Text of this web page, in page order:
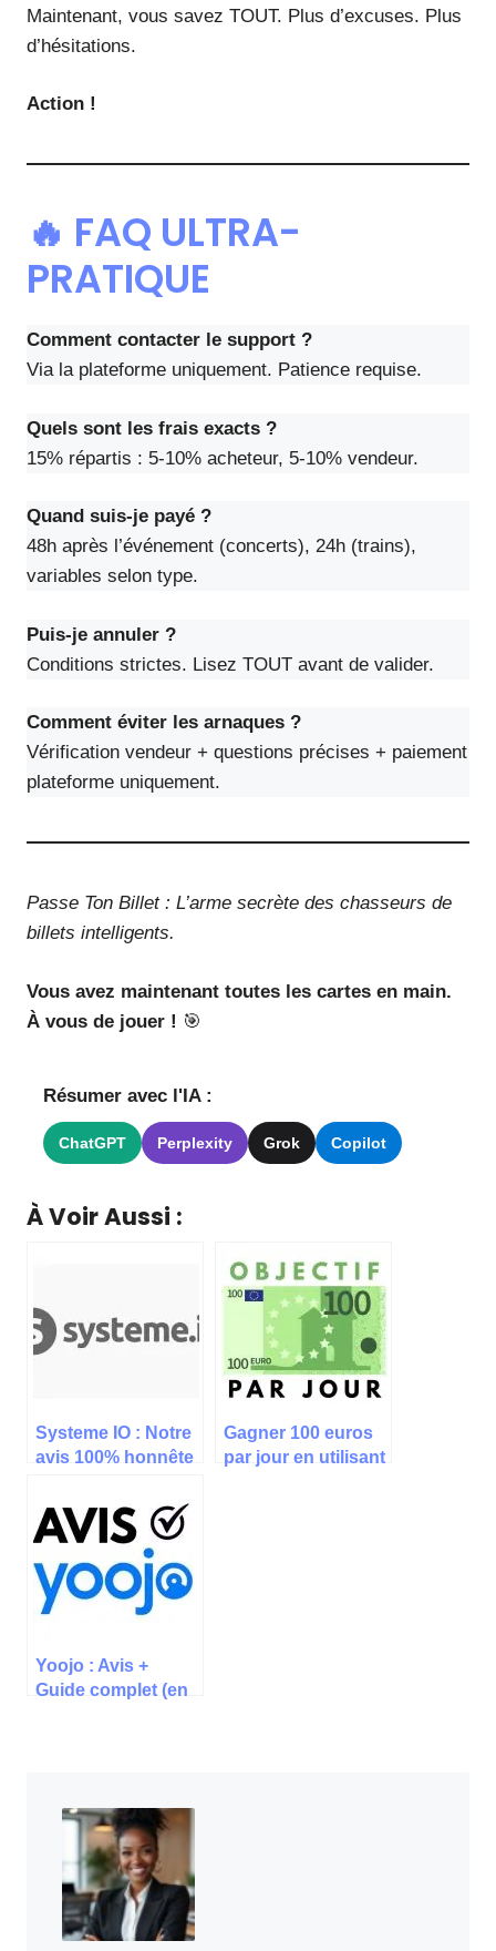
Maintenant, vous savez TOUT. Plus d’excuses. Plus
d’hésitations.
Action !
🔥 FAQ ULTRA-
PRATIQUE
Comment contacter le support ?
Via la plateforme uniquement. Patience requise.
Quels sont les frais exacts ?
15% répartis : 5-10% acheteur, 5-10% vendeur.
Quand suis-je payé ?
48h après l’événement (concerts), 24h (trains),
variables selon type.
Puis-je annuler ?
Conditions strictes. Lisez TOUT avant de valider.
Comment éviter les arnaques ?
Vérification vendeur + questions précises + paiement
plateforme uniquement.
Passe Ton Billet : L’arme secrète des chasseurs de
billets intelligents.
Vous avez maintenant toutes les cartes en main.
À vous de jouer ! 🎯
Résumer avec l'IA :
ChatGPT Perplexity Grok Copilot
À Voir Aussi :
Systeme IO : Notre
avis 100% honnête
Gagner 100 euros
par jour en utilisant
Yoojo : Avis +
Guide complet (en